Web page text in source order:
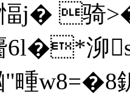
愊j� 
泖s舡
酗"畽